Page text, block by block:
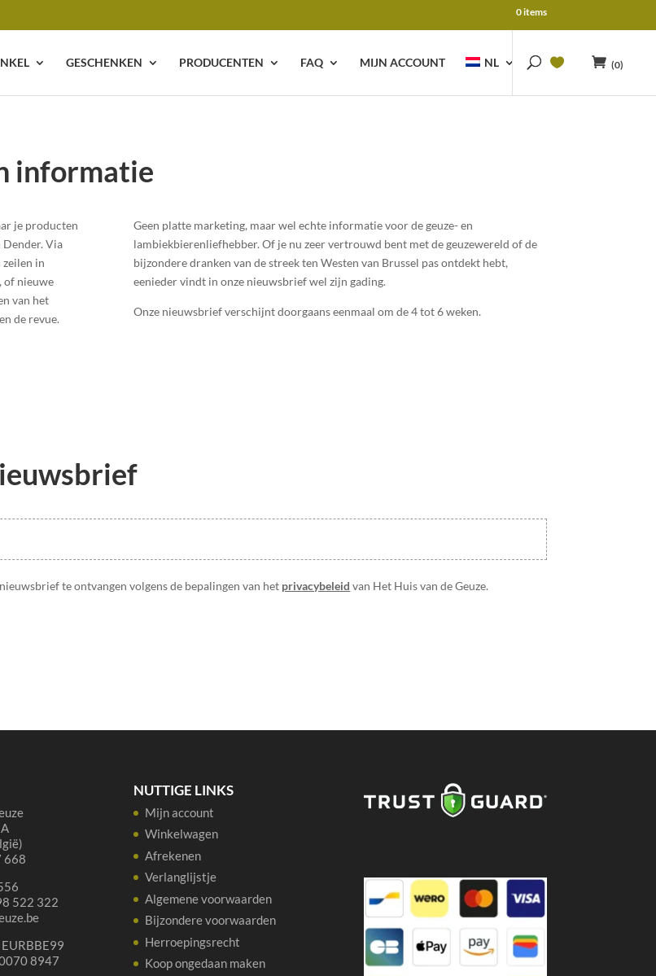
0 items
GESCHENKEN PRODUCENTEN FAQ MIJN ACCOUNT NL (0)
informatie
je producten
Via
zeilen in
of nieuwe
van het
de revue.
Geen platte marketing, maar wel echte informatie voor de geuze- en
lambiekbierenliefhebber. Of je nu zeer vertrouwd bent met de geuzewereld of de
bijzondere dranken van de streek ten Westen van Brussel pas ontdekt hebt,
eenieder vindt in onze nieuwsbrief wel zijn gading.
Onze nieuwsbrief verschijnt doorgaans eenmaal om de 4 tot 6 weken.
te ontvangen volgens de bepalingen van het privacybeleid van Het Huis van de Geuze.
668
522 322
8947
NUTTIGE LINKS
Mijn account
Winkelwagen
Afrekenen
Verlanglijstje
Algemene voorwaarden
Bijzondere voorwaarden
Herroepingsrecht
Koop ongedaan maken